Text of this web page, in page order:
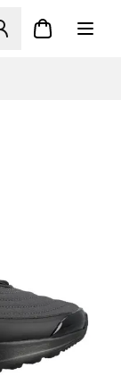
Modal til at